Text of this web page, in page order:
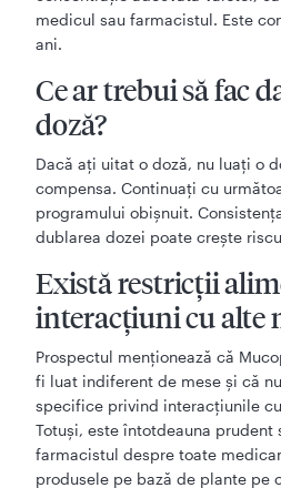
medicul sau farmacistul. Este
ani.
Ce ar trebui să fac
doză?
Dacă ați uitat o doză, nu luați o
compensa. Continuați cu
programului obișnuit.
dublarea dozei poate crește
Există restricții
interacțiuni cu alte
Prospectul menționează că
fi luat indiferent de mese și că
specifice privind interacțiunile
Totuși, este întotdeauna
farmacistul despre toate
produsele pe bază de plante pe